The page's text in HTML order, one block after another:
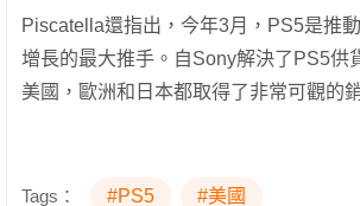
Piscatella還指出，今年3月，PS5是推
增長的最大推手。自Sony解決了PS5供
美國，歐洲和日本都取得了非常可觀的
Tags： #PS5 #美國